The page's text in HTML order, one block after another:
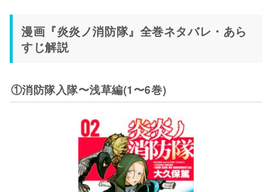
漫画『炎炎ノ消防隊』全巻ネタバレ・あら
すじ解説
①消防隊入隊〜浅草編(1〜6巻)